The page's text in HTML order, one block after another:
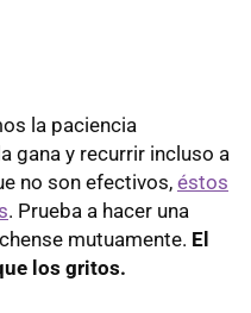
la paciencia
gana y recurrir incluso a
no son efectivos, éstos
. Prueba a hacer una
mutuamente. El
los gritos.